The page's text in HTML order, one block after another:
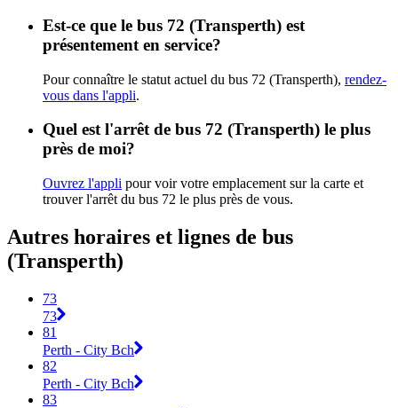
Est-ce que le bus 72 (Transperth) est
présentement en service?
Pour connaître le statut actuel du bus 72 (Transperth), rendez-
vous dans l'appli.
Quel est l'arrêt de bus 72 (Transperth) le plus
près de moi?
Ouvrez l'appli pour voir votre emplacement sur la carte et
trouver l'arrêt du bus 72 le plus près de vous.
Autres horaires et lignes de bus
(Transperth)
73
73
81
Perth - City Bch
82
Perth - City Bch
83